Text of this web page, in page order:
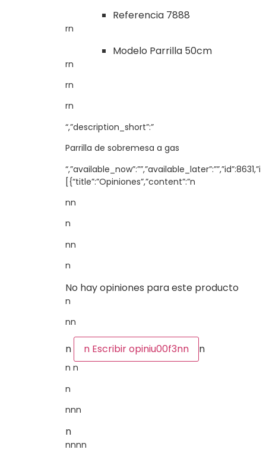
Referencia 7888
rn
Modelo Parrilla 50cm
rn
rn
rn
“,”description_short”:”
Parrilla de sobremesa a gas
[{“title”:”Opiniones”,”content”:”n
nn
n
nn
n
No hay opiniones para este producto
n
nn
n n Escribir opiniu00f3nn n
n n
n
nnn
n
nnnn